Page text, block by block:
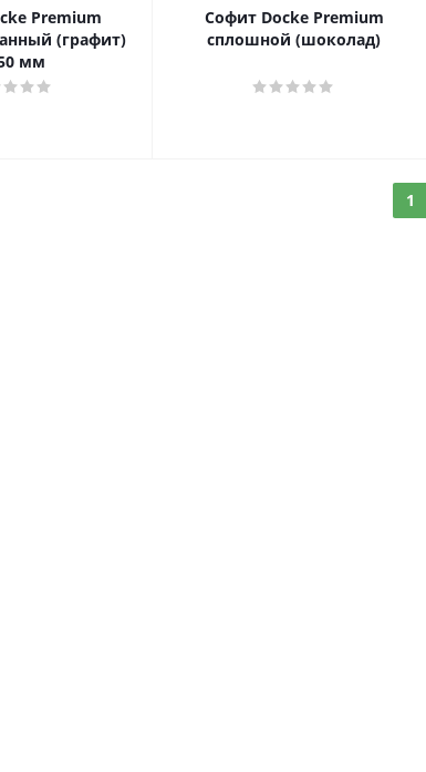
Premium
(графит)
мм
Софит Docke Premium
сплошной (шоколад)
1